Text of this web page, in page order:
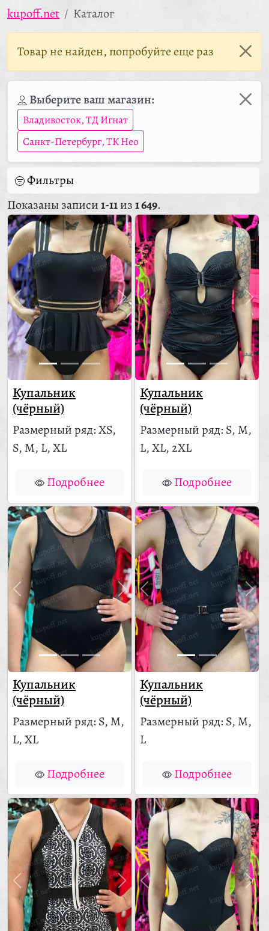
kupoff.net Каталог
Товар не найден, попробуйте еще раз
Выберите ваш магазин:
Владивосток, ТД Игнат
Санкт-Петербург, ТК Нео
Фильтры
Показаны записи1-11из1 649.
Купальник
(чёрный)
Размерный ряд: XS,
S, M, L, XL
Подробнее
Купальник
(чёрный)
Размерный ряд: S, M,
L, XL, 2XL
Подробнее
Купальник
(чёрный)
Размерный ряд: S, M,
L, XL
Подробнее
Купальник
(чёрный)
Размерный ряд: S, M,
L
Подробнее